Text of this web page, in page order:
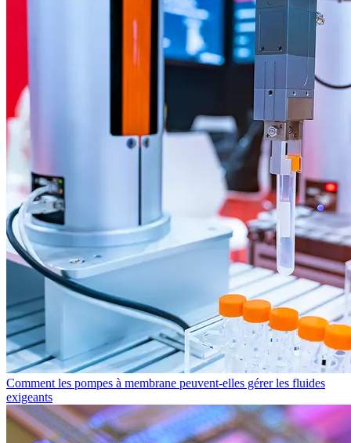
Comment les pompes à membrane peuvent-elles gérer les fluides
exigeants